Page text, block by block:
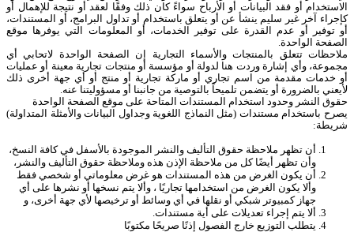
الاستخدام أو فقد البيانات أو الأرباح سواءً كان ذلك وفقًا لعقد أو نتيجة للإهمال أو
كإجراء آخر غير سليم ينشأ عن أو يتعلق باستخدام أو تداول البرامج، أو المستندات،
أو توفير أو عدم القدرة على توفير الخدمات، أو المعلومات التي يوفرها موقع
الصفحة الواحدة.
ملاحظات تتعلق بالمنتجات والأسماء التجارية إن الصفحة الواحدة لاتحابي أي
مجموعة، وأي إشارة وردت هنا لدولة أو مؤسسة أو منتجات تجارية معينة أو عمليات
أو خدمات مقدمة من اسم تجاري أو ماركة تجارية أو منتج أو أي جهة أخرى ذلك
لأيعني بالضرورة أو يتضمن تلميحاً بالتوصية من جانبنا أو مسؤوليتنا عنه.
حقوق النشر وحدود استخدام المستندات المتاحة على موقع الصفحة الواحدة
يصرح باستخدام مستندات (مثل النماذج اللغوية وجداول البيانات والأمثلة المتداولة)
شريطة:
أن تظهر ملاحظة حقوق التأليف والنشر الموجودة بالأسفل في كافة النسخ،
وأن تظهر أيضًا كل من ملاحظة الإذن هذه وملاحظة حقوق التأليف والنشر،
أن يكون الغرض من هذه المستندات هو غرض معلوماتي أو شخصي فقط
وألا يكون الغرض من استخدامها تجاريًا ، وألا يتم نسخها أو نشرها على أي
جهاز كمبيوتر شبكي أو نقلها في أي وسائط أو ترخيصها لأي جهة أخرى، و
ألا يتم إجراء تعديلات على أية مستندات.
يتطلب التوزيع خارج الفصول إذنًا صريحًا مكتوبًا